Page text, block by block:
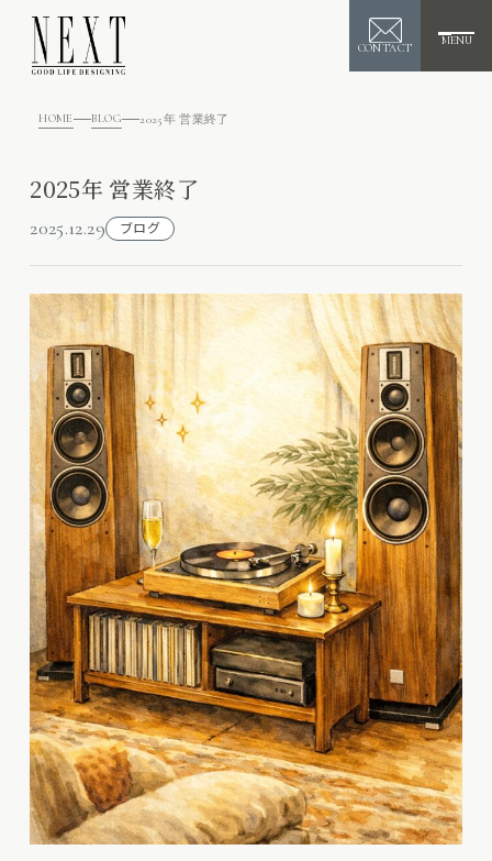
CONTACT
MENU
HOME BLOG 2025年 営業終了
2025年 営業終了
2025.12.29 ブログ